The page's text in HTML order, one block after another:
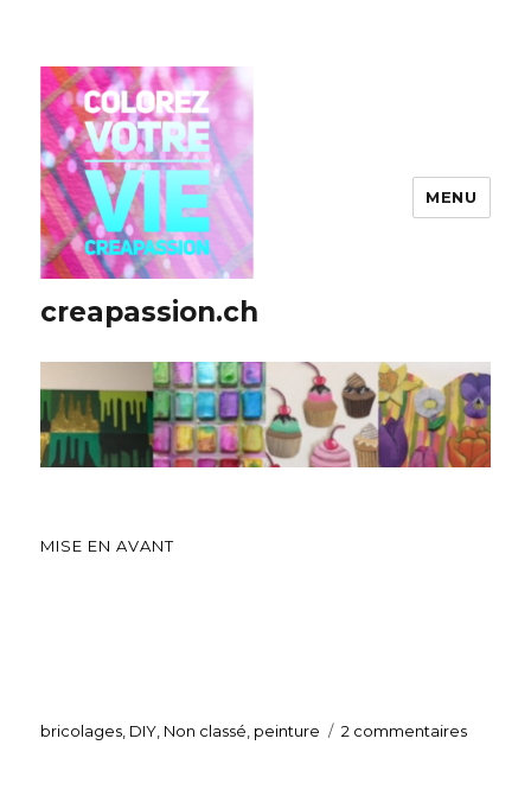
creapassion.ch
MENU
MISE EN AVANT
Catégories
bricolages DIY Non classé peinture 2 commentaires